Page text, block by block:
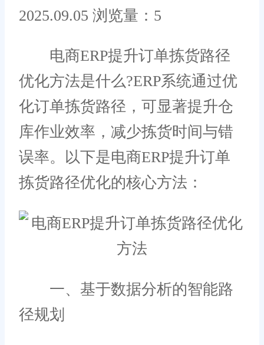
2025.09.05 浏览量：5
电商ERP提升订单拣货路径
优化方法是什么?ERP系统通过优
化订单拣货路径，可显著提升仓
库作业效率，减少拣货时间与错
误率。以下是电商ERP提升订单
拣货路径优化的核心方法：
一、基于数据分析的智能路
径规划